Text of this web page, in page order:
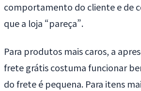
comportamento do cliente e de
que a loja “pareça”.
Para produtos mais caros, a
frete grátis costuma funcionar
do frete é pequena. Para itens